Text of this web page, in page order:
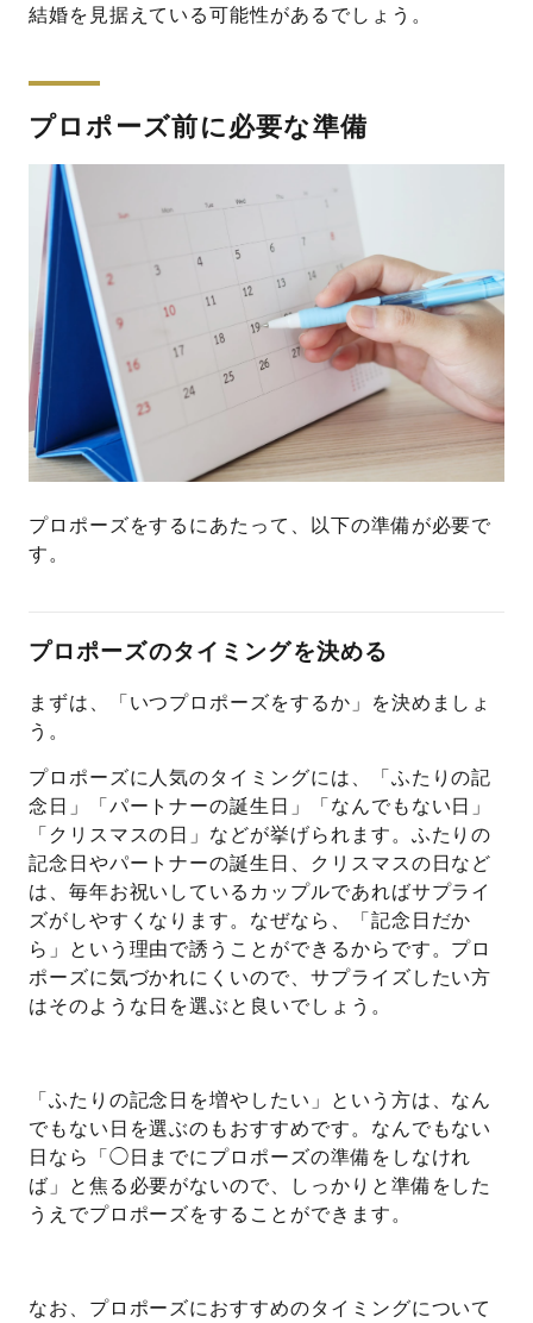
結婚を見据えている可能性があるでしょう。
プロポーズ前に必要な準備
プロポーズをするにあたって、以下の準備が必要で
す。
プロポーズのタイミングを決める
まずは、「いつプロポーズをするか」を決めましょ
う。
プロポーズに人気のタイミングには、「ふたりの記
念日」「パートナーの誕生日」「なんでもない日」
「クリスマスの日」などが挙げられます。ふたりの
記念日やパートナーの誕生日、クリスマスの日など
は、毎年お祝いしているカップルであればサプライ
ズがしやすくなります。なぜなら、「記念日だか
ら」という理由で誘うことができるからです。プロ
ポーズに気づかれにくいので、サプライズしたい方
はそのような日を選ぶと良いでしょう。
「ふたりの記念日を増やしたい」という方は、なん
でもない日を選ぶのもおすすめです。なんでもない
日なら「◯日までにプロポーズの準備をしなけれ
ば」と焦る必要がないので、しっかりと準備をした
うえでプロポーズをすることができます。
なお、プロポーズにおすすめのタイミングについて